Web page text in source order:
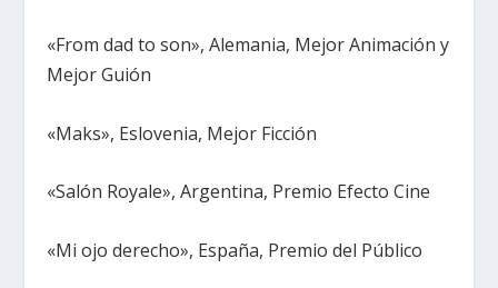
«From dad to son», Alemania, Mejor Animación y
Mejor Guión
«Maks», Eslovenia, Mejor Ficción
«Salón Royale», Argentina, Premio Efecto Cine
«Mi ojo derecho», España, Premio del Público